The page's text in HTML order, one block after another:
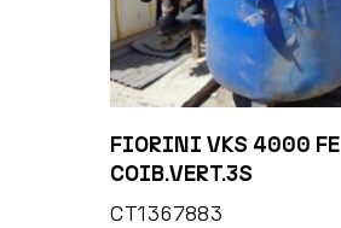
FIORINI VKS 4000 FE
COIB.VERT.3S
CT1367883